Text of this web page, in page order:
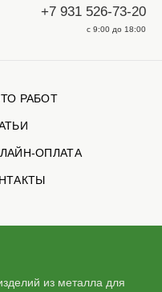
+7 931 526-73-20
с 9:00 до 18:00
РАБОТ
ОПЛАТА
из металла для